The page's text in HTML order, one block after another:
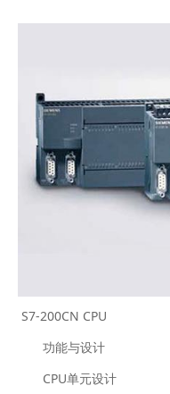
S7-200CN CPU
功能与设计
CPU单元设计